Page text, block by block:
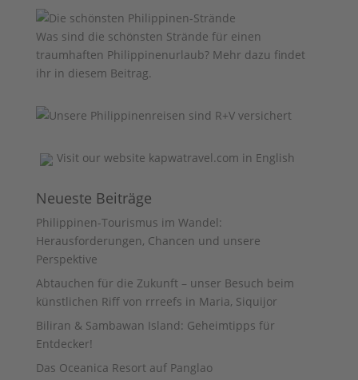
Was sind die schönsten Strände für einen
traumhaften Philippinenurlaub? Mehr dazu findet
ihr in diesem Beitrag.
Visit our website kapwatravel.com in English
Neueste Beiträge
Philippinen-Tourismus im Wandel:
Herausforderungen, Chancen und unsere
Perspektive
Abtauchen für die Zukunft – unser Besuch beim
künstlichen Riff von rrreefs in Maria, Siquijor
Biliran & Sambawan Island: Geheimtipps für
Entdecker!
Das Oceanica Resort auf Panglao